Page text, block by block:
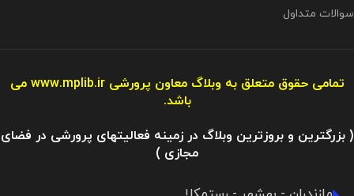
سوالات متداول
تمامی حقوق متعلق به وبلاگ معاون پرورشیwww.mplib.ir می
باشد.
( بزرگترین و بروزترین وبلاگ در زمینه فعالیتهای پرورشی در فضای
مجازی )